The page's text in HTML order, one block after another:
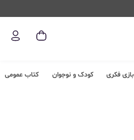
بازی فکری کودک و نوجوان کتاب عمومی